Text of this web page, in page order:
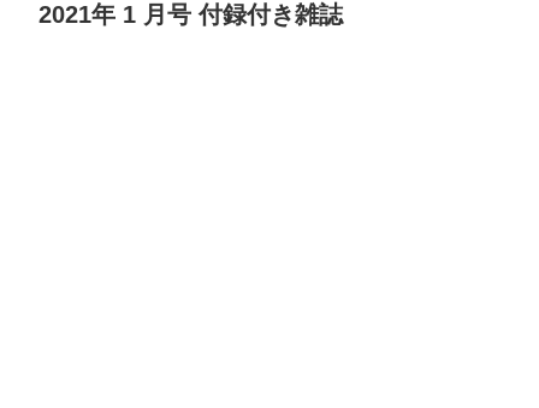
2021年 1 月号 付録付き雑誌